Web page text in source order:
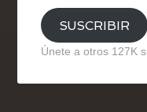
SUSCRIBIR
Únete a otros 127K